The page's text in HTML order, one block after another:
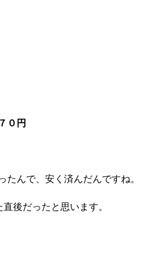
０円
たんで、安く済んだんですね。
後だったと思います。